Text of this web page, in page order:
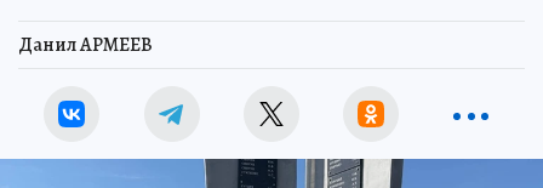
Данил АРМЕЕВ